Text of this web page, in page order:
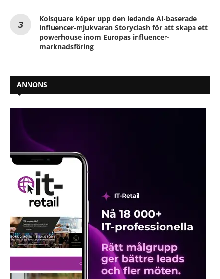
Kolsquare köper upp den ledande AI-baserade
influencer-mjukvaran Storyclash för att skapa ett
powerhouse inom Europas influencer-
marknadsföring
ANNONS